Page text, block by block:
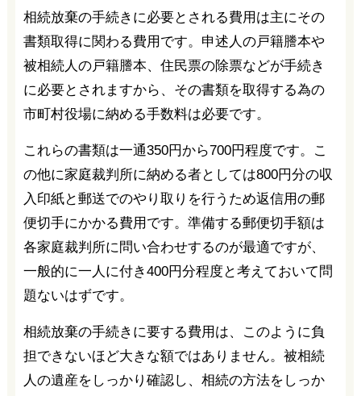
相続放棄の手続きに必要とされる費用は主にその
書類取得に関わる費用です。申述人の戸籍謄本や
被相続人の戸籍謄本、住民票の除票などが手続き
に必要とされますから、その書類を取得する為の
市町村役場に納める手数料は必要です。
これらの書類は一通350円から700円程度です。こ
の他に家庭裁判所に納める者としては800円分の収
入印紙と郵送でのやり取りを行うため返信用の郵
便切手にかかる費用です。準備する郵便切手額は
各家庭裁判所に問い合わせするのが最適ですが、
一般的に一人に付き400円分程度と考えておいて問
題ないはずです。
相続放棄の手続きに要する費用は、このように負
担できないほど大きな額ではありません。被相続
人の遺産をしっかり確認し、相続の方法をしっか